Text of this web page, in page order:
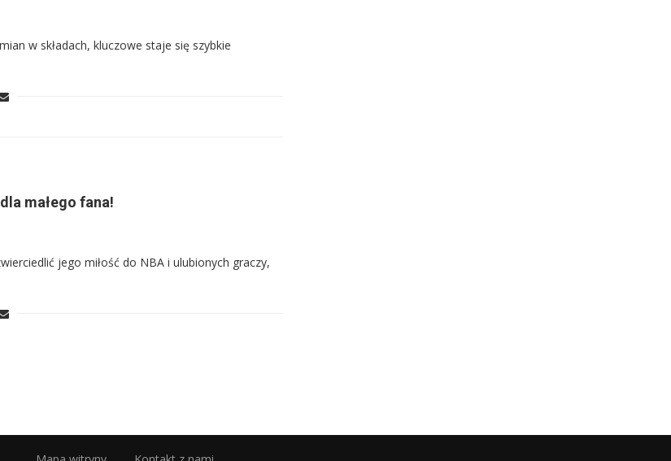
w składach, kluczowe staje się szybkie
małego fana!
jego miłość do NBA i ulubionych graczy,